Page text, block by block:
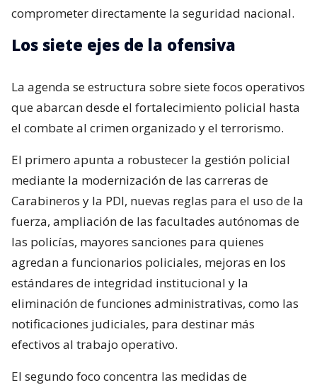
comprometer directamente la seguridad nacional.
Los siete ejes de la ofensiva
La agenda se estructura sobre siete focos operativos
que abarcan desde el fortalecimiento policial hasta
el combate al crimen organizado y el terrorismo.
El primero apunta a robustecer la gestión policial
mediante la modernización de las carreras de
Carabineros y la PDI, nuevas reglas para el uso de la
fuerza, ampliación de las facultades autónomas de
las policías, mayores sanciones para quienes
agredan a funcionarios policiales, mejoras en los
estándares de integridad institucional y la
eliminación de funciones administrativas, como las
notificaciones judiciales, para destinar más
efectivos al trabajo operativo.
El segundo foco concentra las medidas de